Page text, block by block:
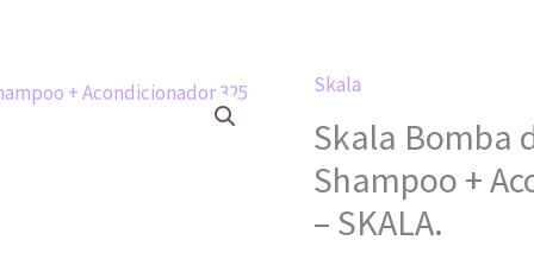
Skala
Skala Bomba
Shampoo +
– SKALA.